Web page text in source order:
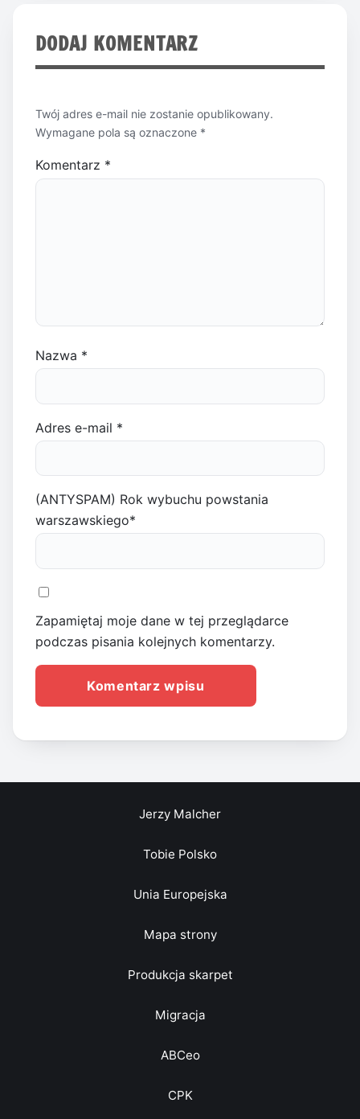
DODAJ KOMENTARZ
Twój adres e-mail nie zostanie opublikowany.
Wymagane pola są oznaczone *
Komentarz *
Nazwa *
Adres e-mail *
(ANTYSPAM) Rok wybuchu powstania
warszawskiego*
Zapamiętaj moje dane w tej przeglądarce
podczas pisania kolejnych komentarzy.
Jerzy Malcher
Tobie Polsko
Unia Europejska
Mapa strony
Produkcja skarpet
Migracja
ABCeo
CPK